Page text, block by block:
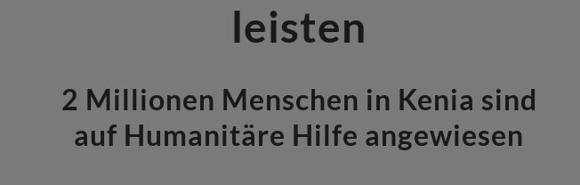
leisten
2 Millionen Menschen in Kenia sind
auf Humanitäre Hilfe angewiesen